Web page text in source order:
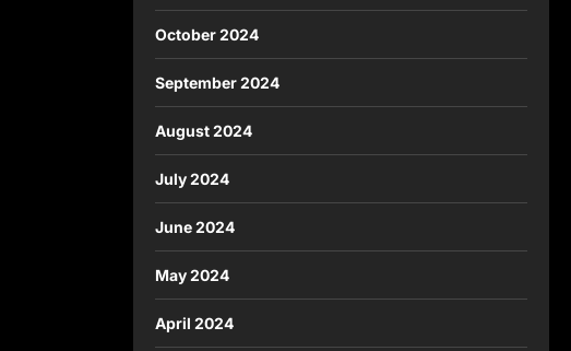
October 2024
September 2024
August 2024
July 2024
June 2024
May 2024
April 2024